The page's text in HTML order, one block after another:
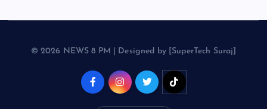
© 2026 NEWS 8 PM | Designed by [SuperTech Suraj]